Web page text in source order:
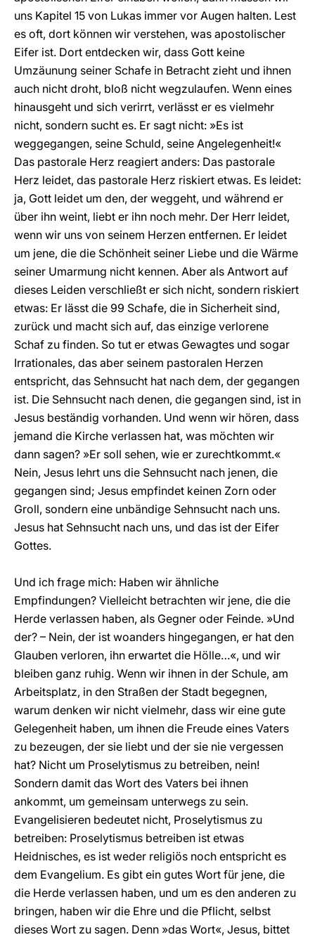
uns Kapitel 15 von Lukas immer vor Augen halten. Lest
es oft, dort können wir verstehen, was apostolischer
Eifer ist. Dort entdecken wir, dass Gott keine
Umzäunung seiner Schafe in Betracht zieht und ihnen
auch nicht droht, bloß nicht wegzulaufen. Wenn eines
hinausgeht und sich verirrt, verlässt er es vielmehr
nicht, sondern sucht es. Er sagt nicht: »Es ist
weggegangen, seine Schuld, seine Angelegenheit!«
Das pastorale Herz reagiert anders: Das pastorale
Herz leidet, das pastorale Herz riskiert etwas. Es leidet:
ja, Gott leidet um den, der weggeht, und während er
über ihn weint, liebt er ihn noch mehr. Der Herr leidet,
wenn wir uns von seinem Herzen entfernen. Er leidet
um jene, die die Schönheit seiner Liebe und die Wärme
seiner Umarmung nicht kennen. Aber als Antwort auf
dieses Leiden verschließt er sich nicht, sondern riskiert
etwas: Er lässt die 99 Schafe, die in Sicherheit sind,
zurück und macht sich auf, das einzige verlorene
Schaf zu finden. So tut er etwas Gewagtes und sogar
Irrationales, das aber seinem pastoralen Herzen
entspricht, das Sehnsucht hat nach dem, der gegangen
ist. Die Sehnsucht nach denen, die gegangen sind, ist in
Jesus beständig vorhanden. Und wenn wir hören, dass
jemand die Kirche verlassen hat, was möchten wir
dann sagen? »Er soll sehen, wie er zurechtkommt.«
Nein, Jesus lehrt uns die Sehnsucht nach jenen, die
gegangen sind; Jesus empfindet keinen Zorn oder
Groll, sondern eine unbändige Sehnsucht nach uns.
Jesus hat Sehnsucht nach uns, und das ist der Eifer
Gottes.
Und ich frage mich: Haben wir ähnliche
Empfindungen? Vielleicht betrachten wir jene, die die
Herde verlassen haben, als Gegner oder Feinde. »Und
der? – Nein, der ist woanders hingegangen, er hat den
Glauben verloren, ihn erwartet die Hölle…«, und wir
bleiben ganz ruhig. Wenn wir ihnen in der Schule, am
Arbeitsplatz, in den Straßen der Stadt begegnen,
warum denken wir nicht vielmehr, dass wir eine gute
Gelegenheit haben, um ihnen die Freude eines Vaters
zu bezeugen, der sie liebt und der sie nie vergessen
hat? Nicht um Proselytismus zu betreiben, nein!
Sondern damit das Wort des Vaters bei ihnen
ankommt, um gemeinsam unterwegs zu sein.
Evangelisieren bedeutet nicht, Proselytismus zu
betreiben: Proselytismus betreiben ist etwas
Heidnisches, es ist weder religiös noch entspricht es
dem Evangelium. Es gibt ein gutes Wort für jene, die
die Herde verlassen haben, und um es den anderen zu
bringen, haben wir die Ehre und die Pflicht, selbst
dieses Wort zu sagen. Denn »das Wort«, Jesus, bittet